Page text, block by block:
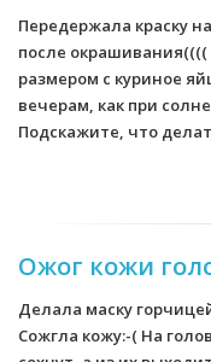
Передержала краску
после
размером с куриное
вечерам, как при
Подскажите, что
Ожог кожи
Делала маску
Сожгла кожу:-( На